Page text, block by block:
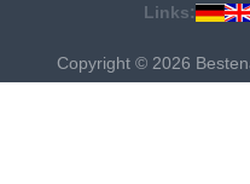
Links:
Copyright © 2026